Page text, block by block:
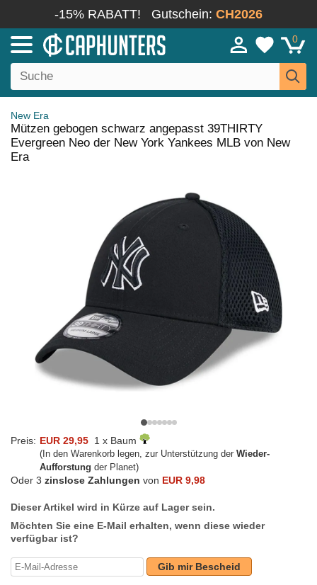
-15% RABATT! Gutschein: CH2026
0
New Era
Mützen gebogen schwarz angepasst 39THIRTY
Evergreen Neo der New York Yankees MLB von New
Era
Preis: EUR 29,95 1 x Baum
(In den Warenkorb legen, zur Unterstützung der Wieder-
Aufforstung der Planet)
Oder 3 zinslose Zahlungen von EUR 9,98
Dieser Artikel wird in Kürze auf Lager sein.
Möchten Sie eine E-Mail erhalten, wenn diese wieder
verfügbar ist?
Gib mir Bescheid